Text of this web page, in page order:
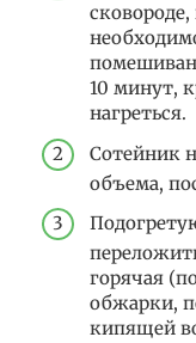
10 минут,
нагреться.
Сотейник
объема,
горячая
обжарки,
кипящей